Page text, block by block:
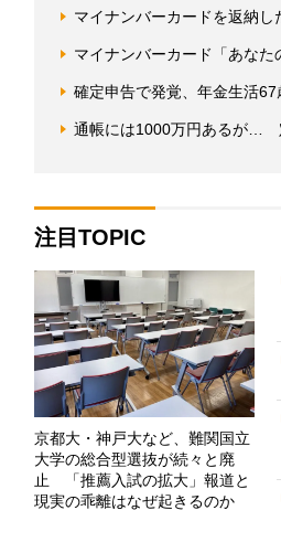
マイナンバーカードを返納
マイナンバーカード「あな
確定申告で発覚、年金生活
通帳には1000万円あるが…
注目TOPIC
京都大・神戸大など、難関国立
大学の総合型選抜が続々と廃
止 「推薦入試の拡大」報道と
現実の乖離はなぜ起きるのか